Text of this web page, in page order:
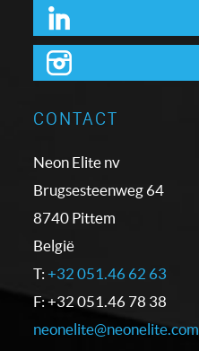
CONTACT
Neon Elite nv
Brugsesteenweg 64
8740 Pittem
België
T:+32 051.46 62 63
F: +32 051.46 78 38
neonelite@neonelite.com